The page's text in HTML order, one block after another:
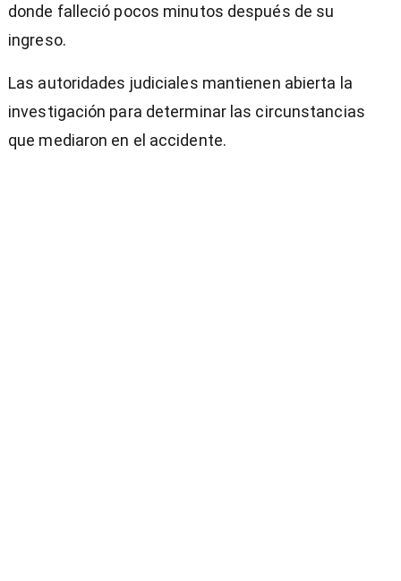
donde falleció pocos minutos después de su
ingreso.
Las autoridades judiciales mantienen abierta la
investigación para determinar las circunstancias
que mediaron en el accidente.